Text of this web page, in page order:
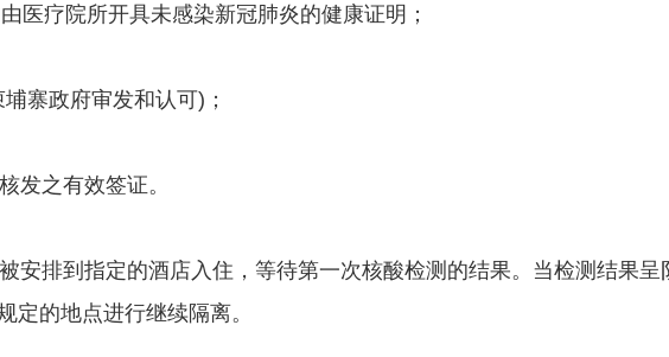
医疗院所开具未感染新冠肺炎的健康证明；
寨政府审发和认可)；
发之有效签证。
安排到指定的酒店入住，等待第一次核酸检测的结果。当检测结果
定的地点进行继续隔离。